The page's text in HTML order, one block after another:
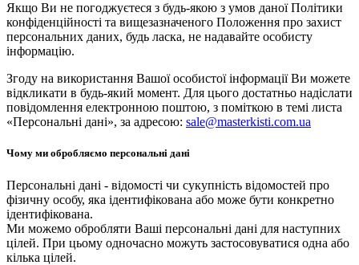
Якщо Ви не погоджуєтеся з будь-якою з умов даної Політики
конфіденційності та вищезазначеного Положення про захист
персональних даних, будь ласка, не надавайте особисту
інформацію.
Згоду на використання Вашої особистої інформації Ви можете
відкликати в будь-який момент. Для цього достатньо надіслати
повідомлення електронною поштою, з поміткою в темі листа
«Персональні дані», за адресою: sale@masterkisti.com.ua
Чому ми обробляємо персональні дані
Персональні дані - відомості чи сукупність відомостей про
фізичну особу, яка ідентифікована або може бути конкретно
ідентифікована.
Ми можемо обробляти Ваші персональні дані для наступних
цілей. При цьому одночасно можуть застосовуватися одна або
кілька цілей.